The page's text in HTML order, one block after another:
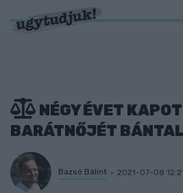
NÉGY ÉVET
BARÁTNŐJÉT
Bazsó Bálint 2021-07-08